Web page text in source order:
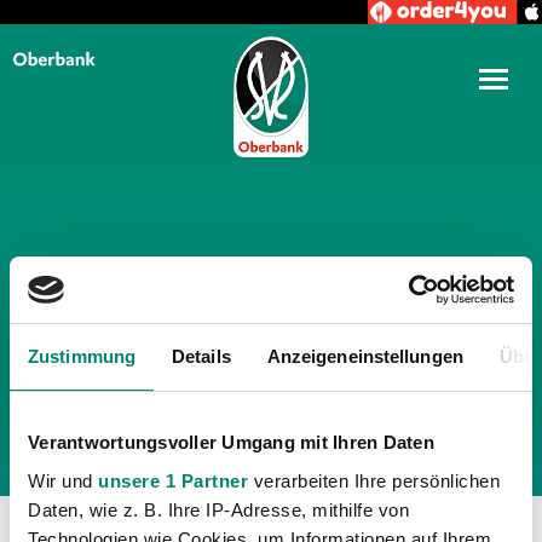
Zustimmung Details Anzeigeneinstellungen
Verantwortungsvoller Umgang mit Ihren Daten
Wir und unsere 1 Partner verarbeiten Ihre persönlichen
Daten, wie z. B. Ihre IP-Adresse, mithilfe von
TÄGLICHE ARCHIVE: 26.
FEBRUAR 2017